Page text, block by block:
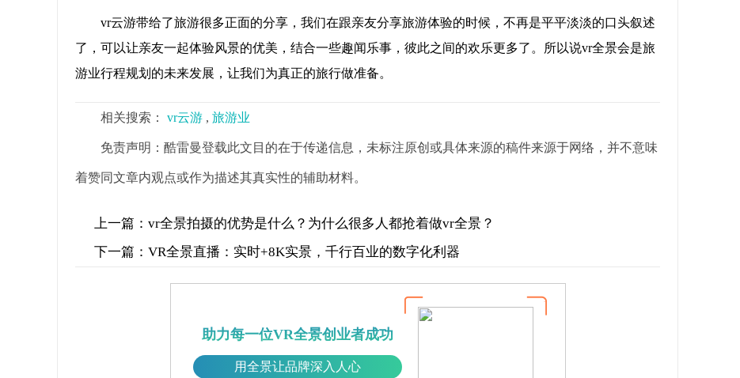
vr云游带给了旅游很多正面的分享，我们在跟亲友分享旅游体验的时候，不再是平平淡淡的口头叙述
了，可以让亲友一起体验风景的优美，结合一些趣闻乐事，彼此之间的欢乐更多了。所以说vr全景会是旅
游业行程规划的未来发展，让我们为真正的旅行做准备。
相关搜索： vr云游 , 旅游业
免责声明：酷雷曼登载此文目的在于传递信息，未标注原创或具体来源的稿件来源于网络，并不意味
着赞同文章内观点或作为描述其真实性的辅助材料。
上一篇： vr全景拍摄的优势是什么？为什么很多人都抢着做vr全景？
下一篇： VR全景直播：实时+8K实景，千行百业的数字化利器
助力每一位VR全景创业者成功
用全景让品牌深入人心